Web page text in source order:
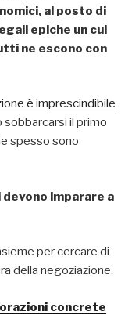
al posto di
epiche un cui
ne escono con
è imprescindibile
sobbarcarsi il primo
spesso sono
imparare a
per cercare di
della negoziazione.
concrete